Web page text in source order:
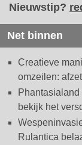
Nieuwstip?
Net binnen
Creatieve
omzeilen:
bekijk het
Rulantica